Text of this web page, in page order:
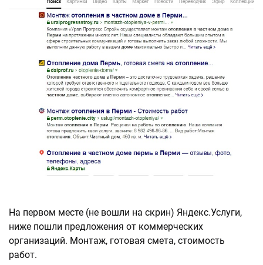
На первом месте (не вошли на скрин) Яндекс.Услуги,
ниже пошли предложения от коммерческих
организаций. Монтаж, готовая смета, стоимость
работ.